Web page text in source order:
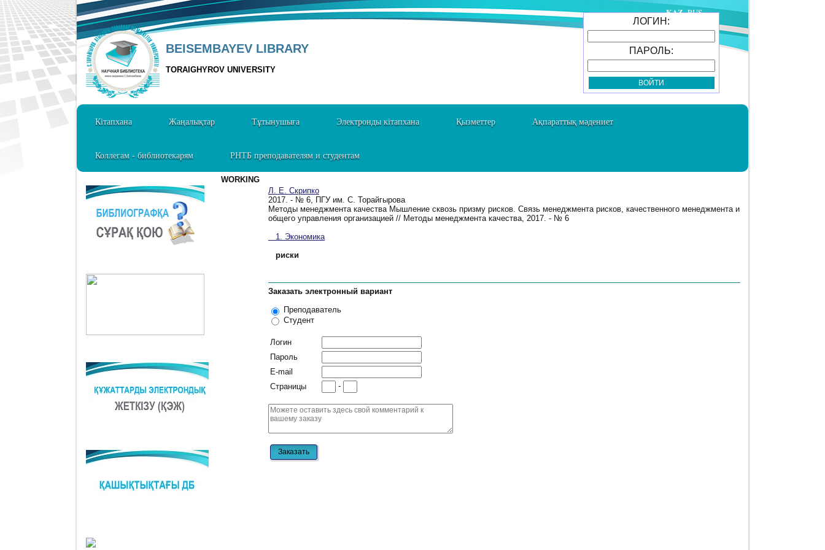
BEISEMBAYEV LIBRARY
TORAIGHYROV UNIVERSITY
ЛОГИН:
ПАРОЛЬ:
KAZ RUS
Кітапхана Жаңалықтар Тұтынушыға Электронды кітапхана Қызметтер Ақпараттық мәдениет
Коллегам - библиотекарям РНТБ преподавателям и студентам
WORKING
Л. Е. Скрипко
2017. - № 6, ПГУ им. С. Торайгырова
Методы менеджмента качества Мышление сквозь призму рисков. Связь менеджмента рисков, качественного менеджмента и
общего управления организацией // Методы менеджмента качества, 2017. - № 6
1. Экономика
риски
Заказать электронный вариант
Преподаватель
Студент
Логин
Пароль
E-mail
Страницы
-